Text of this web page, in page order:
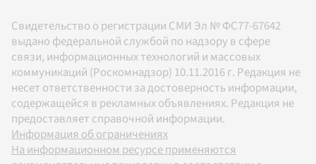
Свидетельство о регистрации СМИ Эл № ФС77-67642
выдано федеральной службой по надзору в сфере
связи, информационных технологий и массовых
коммуникаций (Роскомнадзор) 10.11.2016 г. Редакция не
несет ответственности за достоверность информации,
содержащейся в рекламных объявлениях. Редакция не
предоставляет справочной информации.
Информация об ограничениях
На информационном ресурсе применяются